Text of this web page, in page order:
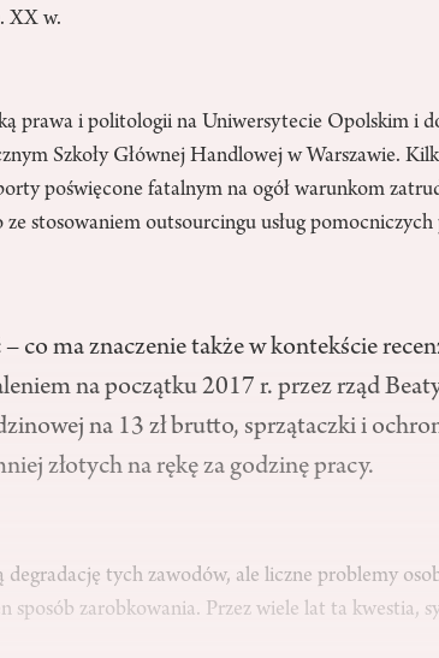
XX w.
prawa i politologii na Uniwersytecie Opolskim i
Szkoły Głównej Handlowej w Warszawie.
poświęcone fatalnym na ogół warunkom
stosowaniem outsourcingu usług
co ma znaczenie także w kontekście
na początku 2017 r. przez rząd
na 13 zł brutto, sprzątaczki i
złotych na rękę za godzinę pracy.
degradację tych zawodów, ale liczne problemy
sposób zarobkowania. Przez wiele lat ta kwestia,